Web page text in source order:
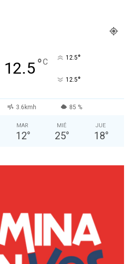
12.5°C 12.5°
12.5°
3.6kmh 85 %
MAR
12°
MIÉ
25°
JUE
18°